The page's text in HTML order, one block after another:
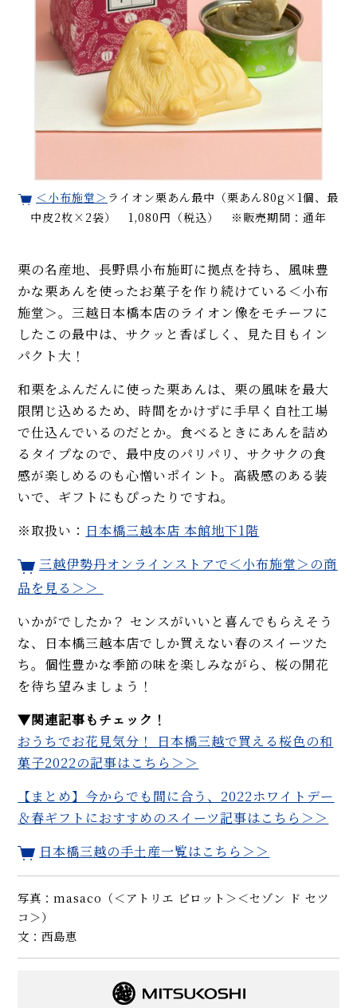
＜小布施堂＞ ライオン栗あん最中（栗あん80g×1個、最
中皮2枚×2袋） 1,080円（税込） ※販売期間：通年
栗の名産地、長野県小布施町に拠点を持ち、風味豊
かな栗あんを使ったお菓子を作り続けている＜小布
施堂＞。三越日本橋本店のライオン像をモチーフに
したこの最中は、サクッと香ばしく、見た目もイン
パクト大！
和栗をふんだんに使った栗あんは、栗の風味を最大
限閉じ込めるため、時間をかけずに手早く自社工場
で仕込んでいるのだとか。食べるときにあんを詰め
るタイプなので、最中皮のパリパリ、サクサクの食
感が楽しめるのも心憎いポイント。高級感のある装
いで、ギフトにもぴったりですね。
※取扱い： 日本橋三越本店 本館地下1階
三越伊勢丹オンラインストアで＜小布施堂＞の商
品を見る＞＞
いかがでしたか？ センスがいいと喜んでもらえそう
な、日本橋三越本店でしか買えない春のスイーツた
ち。個性豊かな季節の味を楽しみながら、桜の開花
を待ち望みましょう！
▼関連記事もチェック！
おうちでお花見気分！ 日本橋三越で買える桜色の和
菓子2022の記事はこちら＞＞
【まとめ】今からでも間に合う、2022ホワイトデー
＆春ギフトにおすすめのスイーツ記事はこちら＞＞
日本橋三越の手土産一覧はこちら＞＞
写真：masaco（＜アトリエ ピロット＞＜セゾン ド セツ
コ＞）
文：西島恵